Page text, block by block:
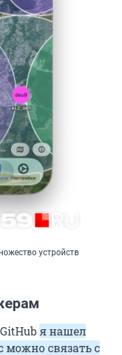
устройств
я нашел
можно связать с